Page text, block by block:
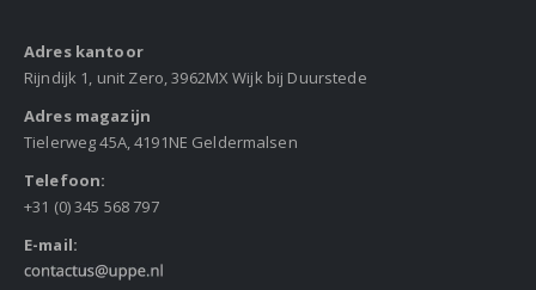
Adres kantoor
Rijndijk 1, unit Zero, 3962MX Wijk bij Duurstede
Adres magazijn
Tielerweg 45A, 4191NE Geldermalsen
Telefoon:
+31 (0) 345 568 797
E-mail: